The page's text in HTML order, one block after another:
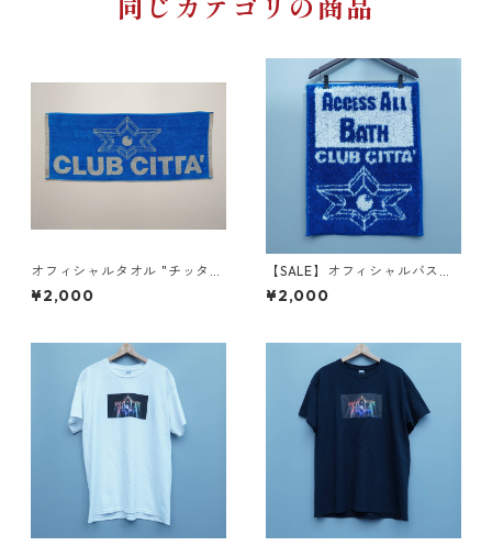
同じカテゴリの商品
オフィシャルタオル "チッタオ
ル"(ライトブルー)
¥2,000
【SALE】オフィシャルバスマ
ット"ACCESS ALL BATH"
¥2,000